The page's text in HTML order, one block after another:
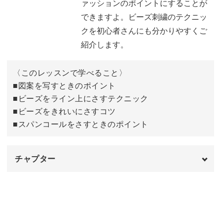
ビーズを使ってポップなイメージに作ってもお洒落です。
ブローチに仕上げればコートやジャケット、帽子などにつ
キラ輝いて華やかさをプラスしてくれますよ。
洋輔先生の明るく楽しいレッスンを受けながら、ぜひ可愛
くてお洒落な青い鳥を完成させてみてくださいね♪
ァッションのポイントにすることが
できますよ。ビーズ刺繍のテクニッ
クを初心者さんにも分かりやすくご
紹介します。
〈このレッスンで学べること〉
■図案を写すときのポイント
■ビーズをライン上にさすテクニック
■ビーズをきれいにさすコツ
■スパンコールをさすときのポイント
チャプター